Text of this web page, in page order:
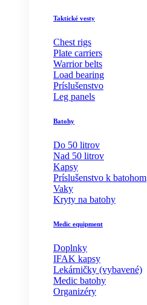
Taktické vesty
Chest rigs
Plate carriers
Warrior belts
Load bearing
Príslušenstvo
Leg panels
Batohy
Do 50 litrov
Nad 50 litrov
Kapsy
Príslušenstvo k batohom
Vaky
Kryty na batohy
Medic equipment
Doplnky
IFAK kapsy
Lekárničky (vybavené)
Medic batohy
Organizéry